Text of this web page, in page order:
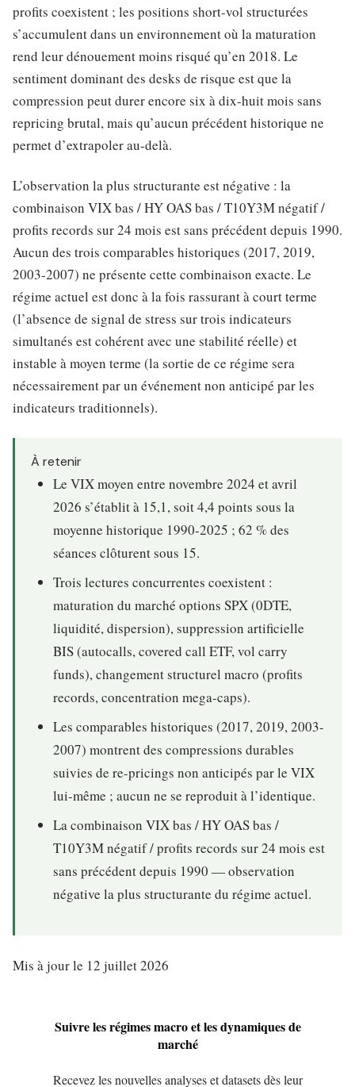
profits coexistent ; les positions short-vol structurées
s’accumulent dans un environnement où la maturation
rend leur dénouement moins risqué qu’en 2018. Le
sentiment dominant des desks de risque est que la
compression peut durer encore six à dix-huit mois sans
repricing brutal, mais qu’aucun précédent historique ne
permet d’extrapoler au-delà.
L’observation la plus structurante est négative : la
combinaison VIX bas / HY OAS bas / T10Y3M négatif /
profits records sur 24 mois est sans précédent depuis 1990.
Aucun des trois comparables historiques (2017, 2019,
2003-2007) ne présente cette combinaison exacte. Le
régime actuel est donc à la fois rassurant à court terme
(l’absence de signal de stress sur trois indicateurs
simultanés est cohérent avec une stabilité réelle) et
instable à moyen terme (la sortie de ce régime sera
nécessairement par un événement non anticipé par les
indicateurs traditionnels).
À retenir
Le VIX moyen entre novembre 2024 et avril
2026 s’établit à 15,1, soit 4,4 points sous la
moyenne historique 1990-2025 ; 62 % des
séances clôturent sous 15.
Trois lectures concurrentes coexistent :
maturation du marché options SPX (0DTE,
liquidité, dispersion), suppression artificielle
BIS (autocalls, covered call ETF, vol carry
funds), changement structurel macro (profits
records, concentration mega-caps).
Les comparables historiques (2017, 2019, 2003-
2007) montrent des compressions durables
suivies de re-pricings non anticipés par le VIX
lui-même ; aucun ne se reproduit à l’identique.
La combinaison VIX bas / HY OAS bas /
T10Y3M négatif / profits records sur 24 mois est
sans précédent depuis 1990 — observation
négative la plus structurante du régime actuel.
Mis à jour le 12 juillet 2026
Suivre les régimes macro et les dynamiques de
marché
Recevez les nouvelles analyses et datasets dès leur